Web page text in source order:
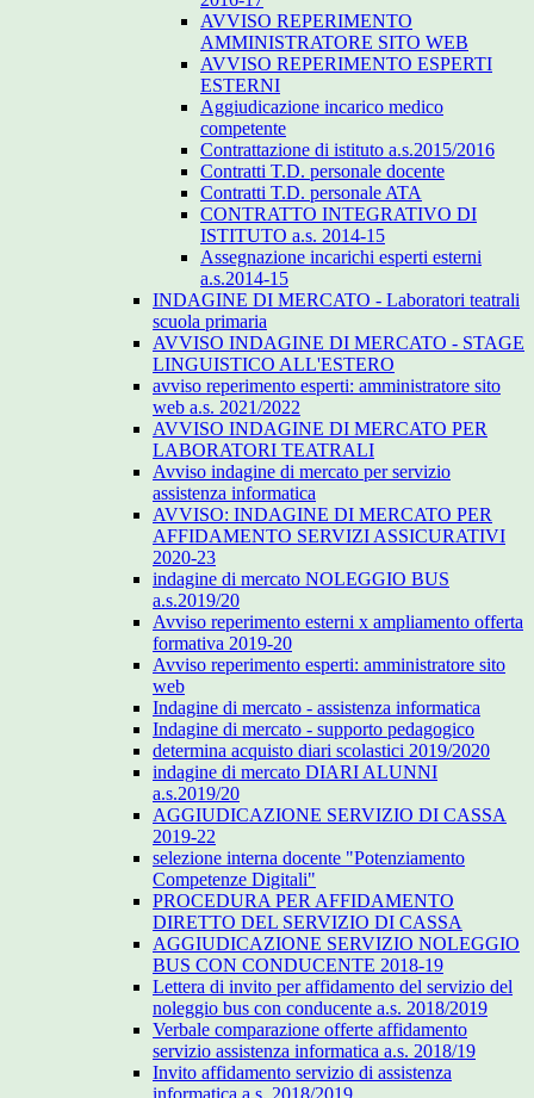
AVVISO REPERIMENTO
AMMINISTRATORE SITO WEB
AVVISO REPERIMENTO ESPERTI
ESTERNI
Aggiudicazione incarico medico
competente
Contrattazione di istituto a.s.2015/2016
Contratti T.D. personale docente
Contratti T.D. personale ATA
CONTRATTO INTEGRATIVO DI
ISTITUTO a.s. 2014-15
Assegnazione incarichi esperti esterni
a.s.2014-15
INDAGINE DI MERCATO - Laboratori teatrali
scuola primaria
AVVISO INDAGINE DI MERCATO - STAGE
LINGUISTICO ALL'ESTERO
avviso reperimento esperti: amministratore sito
web a.s. 2021/2022
AVVISO INDAGINE DI MERCATO PER
LABORATORI TEATRALI
Avviso indagine di mercato per servizio
assistenza informatica
AVVISO: INDAGINE DI MERCATO PER
AFFIDAMENTO SERVIZI ASSICURATIVI
2020-23
indagine di mercato NOLEGGIO BUS
a.s.2019/20
Avviso reperimento esterni x ampliamento offerta
formativa 2019-20
Avviso reperimento esperti: amministratore sito
web
Indagine di mercato - assistenza informatica
Indagine di mercato - supporto pedagogico
determina acquisto diari scolastici 2019/2020
indagine di mercato DIARI ALUNNI
a.s.2019/20
AGGIUDICAZIONE SERVIZIO DI CASSA
2019-22
selezione interna docente "Potenziamento
Competenze Digitali"
PROCEDURA PER AFFIDAMENTO
DIRETTO DEL SERVIZIO DI CASSA
AGGIUDICAZIONE SERVIZIO NOLEGGIO
BUS CON CONDUCENTE 2018-19
Lettera di invito per affidamento del servizio del
noleggio bus con conducente a.s. 2018/2019
Verbale comparazione offerte affidamento
servizio assistenza informatica a.s. 2018/19
Invito affidamento servizio di assistenza